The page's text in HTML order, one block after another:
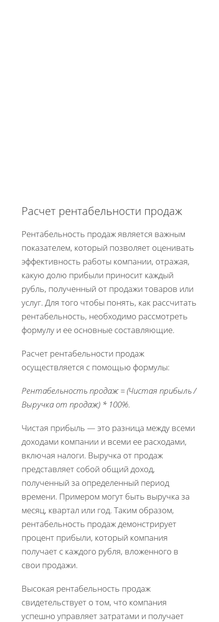
Расчет рентабельности продаж
Рентабельность продаж является важным
показателем, который позволяет оценивать
эффективность работы компании, отражая,
какую долю прибыли приносит каждый
рубль, полученный от продажи товаров или
услуг. Для того чтобы понять, как рассчитать
рентабельность, необходимо рассмотреть
формулу и ее основные составляющие.
Расчет рентабельности продаж
осуществляется с помощью формулы:
Рентабельность продаж = (Чистая прибыль /
Выручка от продаж) * 100%.
Чистая прибыль — это разница между всеми
доходами компании и всеми ее расходами,
включая налоги. Выручка от продаж
представляет собой общий доход,
полученный за определенный период
времени. Примером могут быть выручка за
месяц, квартал или год. Таким образом,
рентабельность продаж демонстрирует
процент прибыли, который компания
получает с каждого рубля, вложенного в
свои продажи.
Высокая рентабельность продаж
свидетельствует о том, что компания
успешно управляет затратами и получает